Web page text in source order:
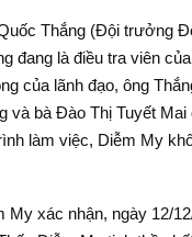
Thắng (Đội trưởng
đang là điều tra viên
của lãnh đạo, ông
và bà Đào Thị Tuyết
làm việc, Diễm My
My xác nhận, ngày 12/